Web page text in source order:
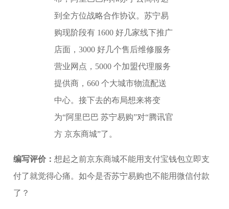
到全方位战略合作协议。苏宁易
购现阶段有 1600 好几家线下推广
店面，3000 好几个售后维修服务
营业网点，5000 个加盟代理服务
提供商，660 个大城市物流配送
中心。接下去的布局想来将变
为“阿里巴巴 苏宁易购”对“腾讯官
方 京东商城”了。
编写评价：想起之前京东商城不能用支付宝钱包立即支
付了就觉得心痛。如今是否苏宁易购也不能用微信付款
了？